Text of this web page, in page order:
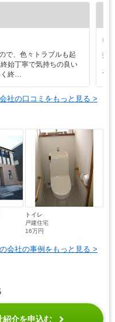
で、色々トラブルも起
始丁寧で気持ちの良い
く終…
担
て
社の口コミをもっと見る >
トイレ
戸建住宅
16万円
会社の事例をもっと見る >
紹介を申込む